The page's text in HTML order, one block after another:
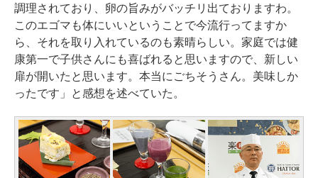
調理されており、卵の旨みがバッチリ出ておりますわ。
このエゴマも体にいいということで今流行ってますか
ら、それを取り入れているのも素晴らしい。家庭では健
康第一で子供さんにも喜ばれると思いますので、新しい
扉が開いたと思います。本当にごちそうさん。美味しか
ったです」と感想を述べていた。